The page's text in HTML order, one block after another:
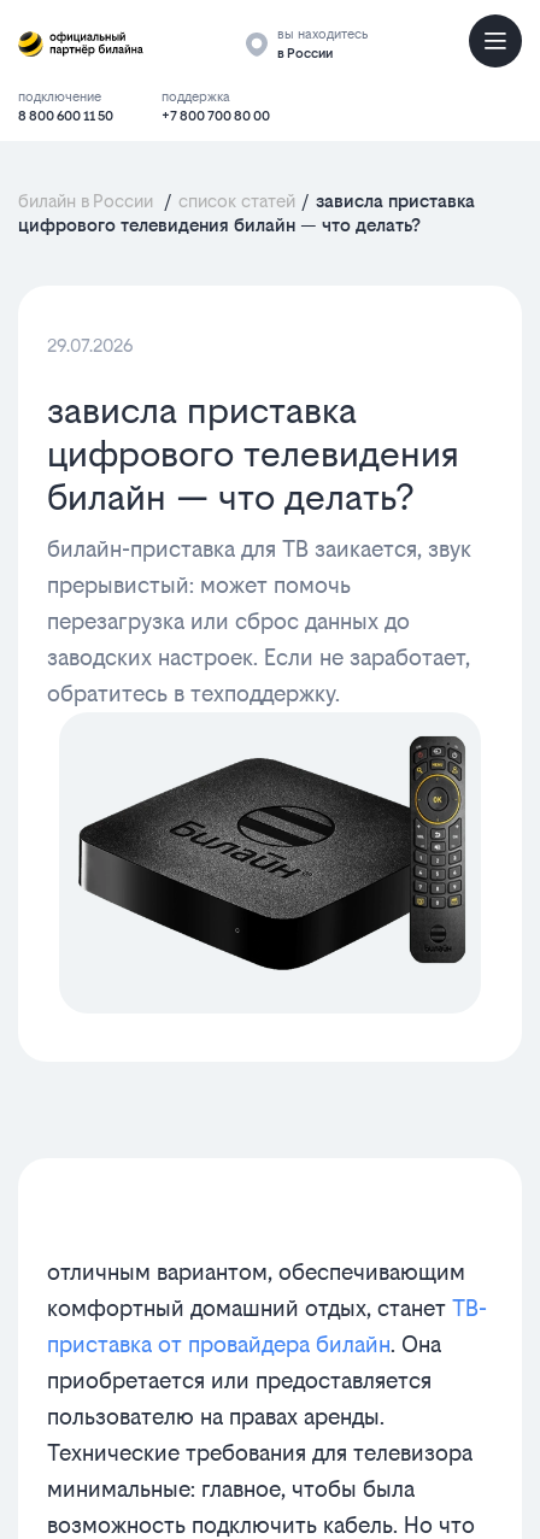
вы находитесь
в России
подключение
8 800 600 11 50
поддержка
+7 800 700 80 00
билайн в России / список статей / зависла приставка
цифрового телевидения билайн — что делать?
29.07.2026
зависла приставка
цифрового телевидения
билайн — что делать?
билайн-приставка для ТВ заикается, звук
прерывистый: может помочь
перезагрузка или сброс данных до
заводских настроек. Если не заработает,
обратитесь в техподдержку.
отличным вариантом, обеспечивающим
комфортный домашний отдых, станет ТВ-
приставка от провайдера билайн. Она
приобретается или предоставляется
пользователю на правах аренды.
Технические требования для телевизора
минимальные: главное, чтобы была
возможность подключить кабель. Но что